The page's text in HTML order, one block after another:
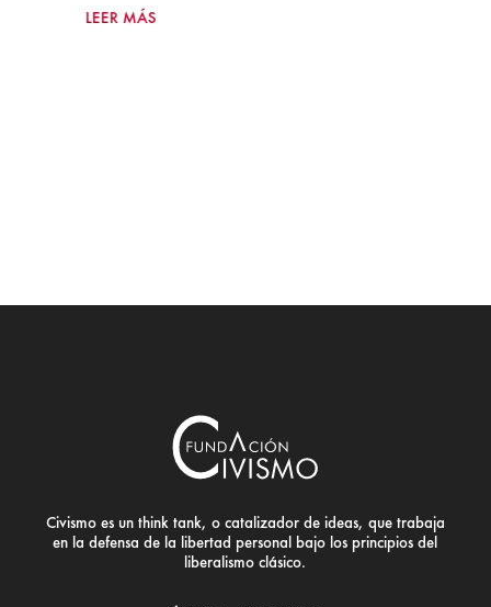
LEER MÁS
Civismo es un think tank, o catalizador de ideas, que trabaja
en la defensa de la libertad personal bajo los principios del
liberalismo clásico.